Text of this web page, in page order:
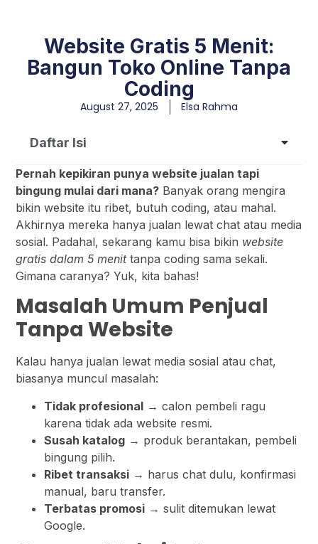
Website Gratis 5 Menit:
Bangun Toko Online Tanpa
Coding
August 27, 2025 Elsa Rahma
Daftar Isi
Pernah kepikiran punya website jualan tapi
bingung mulai dari mana? Banyak orang mengira
bikin website itu ribet, butuh coding, atau mahal.
Akhirnya mereka hanya jualan lewat chat atau media
sosial. Padahal, sekarang kamu bisa bikin website
gratis dalam 5 menittanpa coding sama sekali.
Gimana caranya? Yuk, kita bahas!
Masalah Umum Penjual
Tanpa Website
Kalau hanya jualan lewat media sosial atau chat,
biasanya muncul masalah:
Tidak profesional → calon pembeli ragu
karena tidak ada website resmi.
Susah katalog → produk berantakan, pembeli
bingung pilih.
Ribet transaksi → harus chat dulu, konfirmasi
manual, baru transfer.
Terbatas promosi → sulit ditemukan lewat
Google.